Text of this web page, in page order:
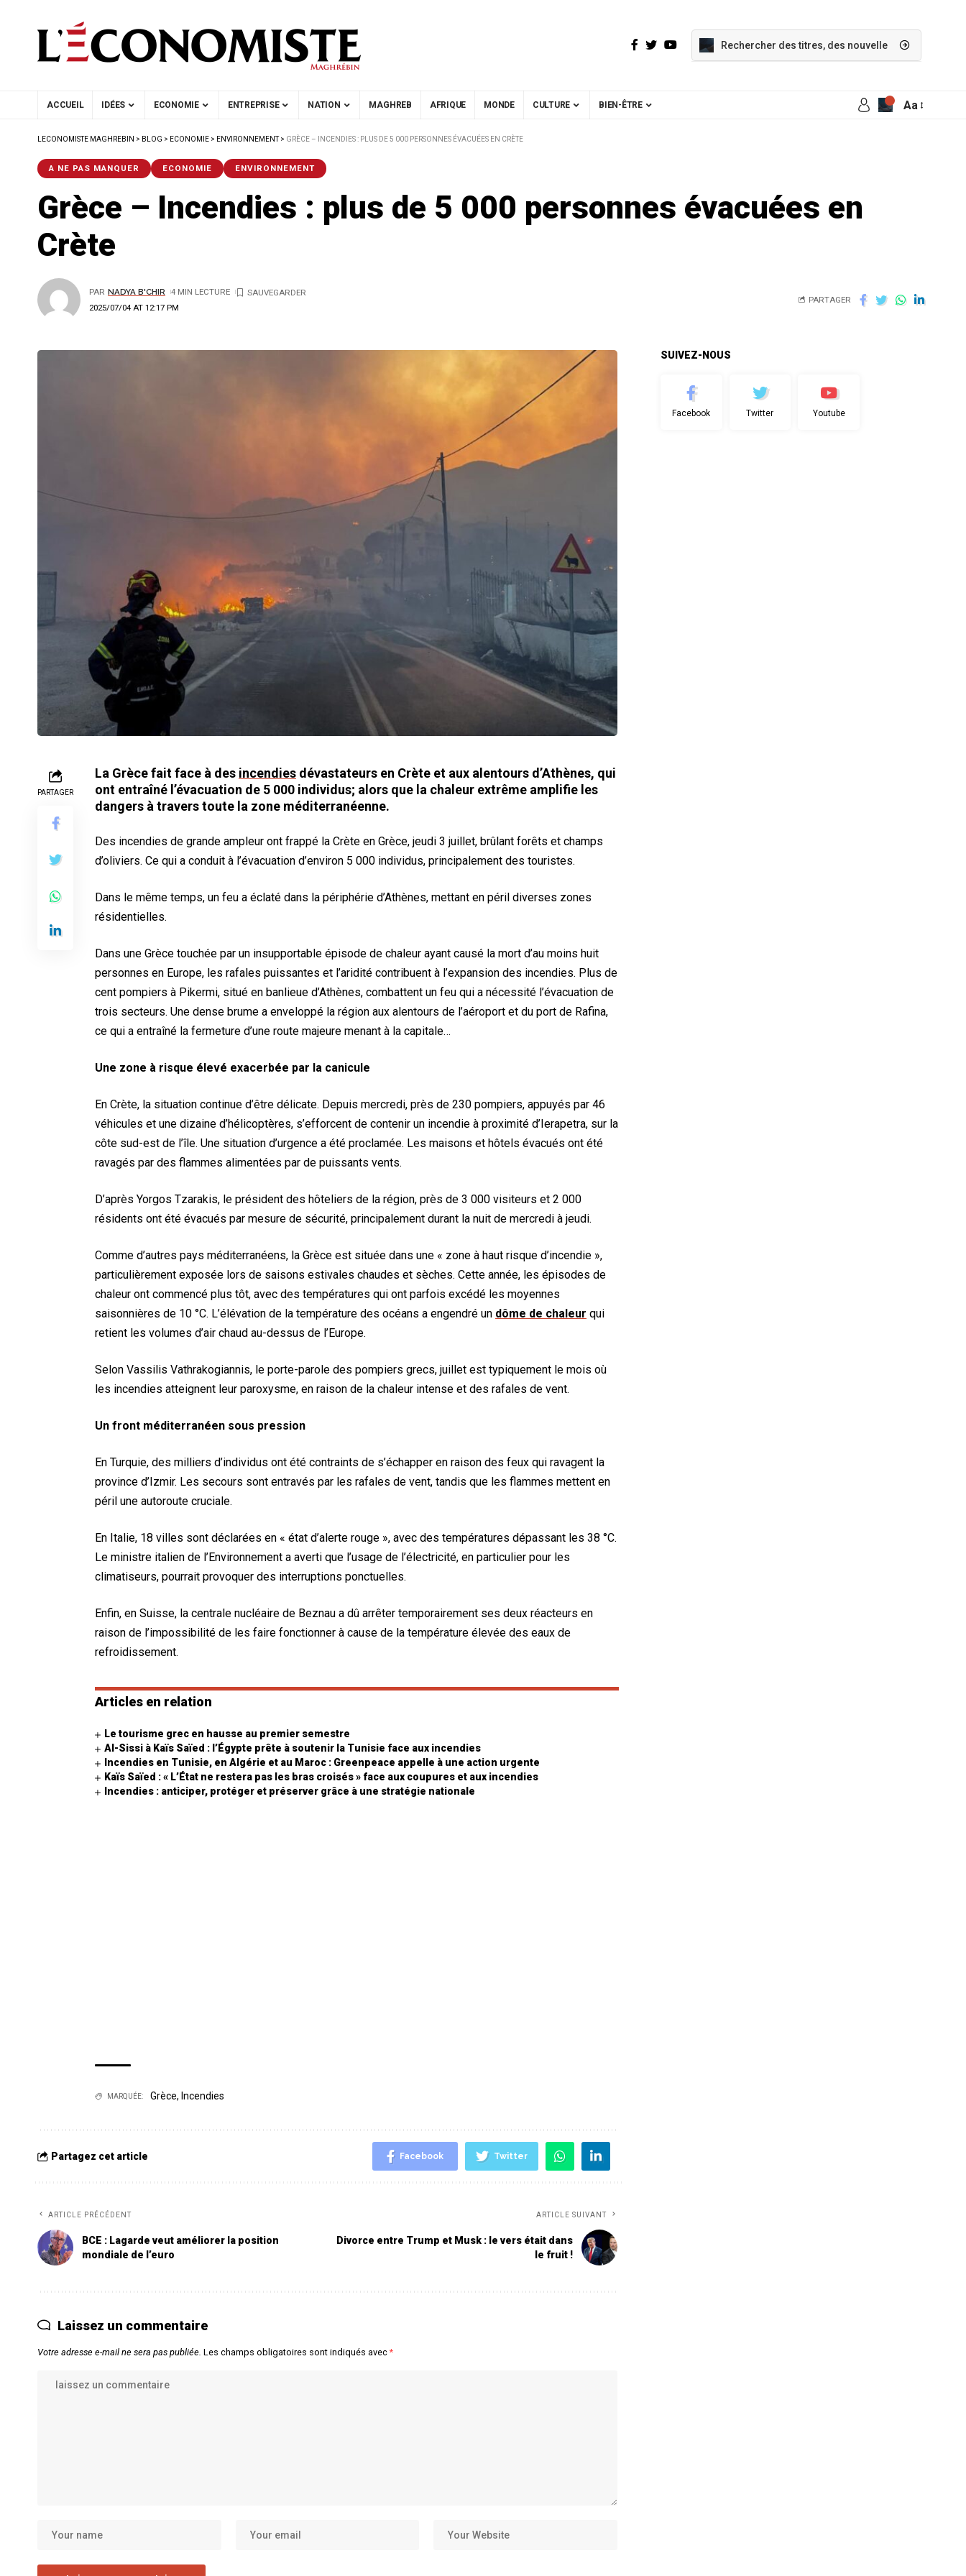
ACCUEIL IDÉES ECONOMIE ENTREPRISE NATION MAGHREB AFRIQUE MONDE CULTURE BIEN-ÊTRE Aa
LECONOMISTE MAGHREBIN > BLOG > ECONOMIE > ENVIRONNEMENT> GRÈCE – INCENDIES : PLUS DE 5 000 PERSONNES ÉVACUÉES EN CRÈTE
A NE PAS MANQUER ECONOMIE ENVIRONNEMENT
Grèce – Incendies : plus de 5 000 personnes évacuées en
Crète
2025/07/04 AT 12:17 PM
PAR NADYA B'CHIR 4 MIN LECTURE
PARTAGER
PARTAGER
La Grèce fait face à des incendies dévastateurs en Crète et aux alentours d’Athènes, qui
ont entraîné l’évacuation de 5 000 individus; alors que la chaleur extrême amplifie les
dangers à travers toute la zone méditerranéenne.
Des incendies de grande ampleur ont frappé la Crète en Grèce, jeudi 3 juillet, brûlant forêts et champs
d’oliviers. Ce qui a conduit à l’évacuation d’environ 5 000 individus, principalement des touristes.
Dans le même temps, un feu a éclaté dans la périphérie d’Athènes, mettant en péril diverses zones
résidentielles.
Dans une Grèce touchée par un insupportable épisode de chaleur ayant causé la mort d’au moins huit
personnes en Europe, les rafales puissantes et l’aridité contribuent à l’expansion des incendies. Plus de
cent pompiers à Pikermi, situé en banlieue d’Athènes, combattent un feu qui a nécessité l’évacuation de
trois secteurs. Une dense brume a enveloppé la région aux alentours de l’aéroport et du port de Rafina,
ce qui a entraîné la fermeture d’une route majeure menant à la capitale…
Une zone à risque élevé exacerbée par la canicule
En Crète, la situation continue d’être délicate. Depuis mercredi, près de 230 pompiers, appuyés par 46
véhicules et une dizaine d’hélicoptères, s’efforcent de contenir un incendie à proximité d’Ierapetra, sur la
côte sud-est de l’île. Une situation d’urgence a été proclamée. Les maisons et hôtels évacués ont été
ravagés par des flammes alimentées par de puissants vents.
D’après Yorgos Tzarakis, le président des hôteliers de la région, près de 3 000 visiteurs et 2 000
résidents ont été évacués par mesure de sécurité, principalement durant la nuit de mercredi à jeudi.
Comme d’autres pays méditerranéens, la Grèce est située dans une « zone à haut risque d’incendie »,
particulièrement exposée lors de saisons estivales chaudes et sèches. Cette année, les épisodes de
chaleur ont commencé plus tôt, avec des températures qui ont parfois excédé les moyennes
saisonnières de 10 °C. L’élévation de la température des océans a engendré un dôme de chaleur qui
retient les volumes d’air chaud au-dessus de l’Europe.
Selon Vassilis Vathrakogiannis, le porte-parole des pompiers grecs, juillet est typiquement le mois où
les incendies atteignent leur paroxysme, en raison de la chaleur intense et des rafales de vent.
Un front méditerranéen sous pression
En Turquie, des milliers d’individus ont été contraints de s’échapper en raison des feux qui ravagent la
province d’Izmir. Les secours sont entravés par les rafales de vent, tandis que les flammes mettent en
péril une autoroute cruciale.
En Italie, 18 villes sont déclarées en « état d’alerte rouge », avec des températures dépassant les 38 °C.
Le ministre italien de l’Environnement a averti que l’usage de l’électricité, en particulier pour les
climatiseurs, pourrait provoquer des interruptions ponctuelles.
Enfin, en Suisse, la centrale nucléaire de Beznau a dû arrêter temporairement ses deux réacteurs en
raison de l’impossibilité de les faire fonctionner à cause de la température élevée des eaux de
refroidissement.
Articles en relation
Le tourisme grec en hausse au premier semestre
Al-Sissi à Kaïs Saïed : l’Égypte prête à soutenir la Tunisie face aux incendies
Incendies en Tunisie, en Algérie et au Maroc : Greenpeace appelle à une action urgente
Kaïs Saïed : « L’État ne restera pas les bras croisés » face aux coupures et aux incendies
Incendies : anticiper, protéger et préserver grâce à une stratégie nationale
MARQUÉE: Grèce, Incendies
Partagez cet article Facebook Twitter
ARTICLE PRÉCÉDENT
BCE : Lagarde veut améliorer la position
mondiale de l’euro
ARTICLE SUIVANT
Divorce entre Trump et Musk : le vers était dans
le fruit !
Laissez un commentaire
Votre adresse e-mail ne sera pas publiée. Les champs obligatoires sont indiqués avec*
SUIVEZ-NOUS
Facebook Twitter Youtube